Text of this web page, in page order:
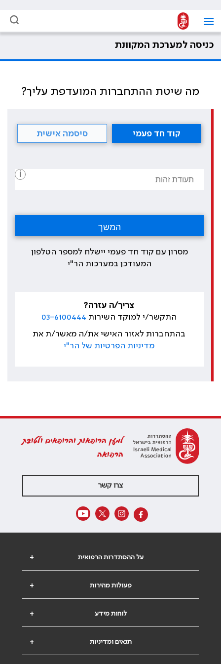
כניסה למערכת המקוונת
מה שיטת ההתחברות המועדפת עליך?
קוד חד פעמי סיסמה אישית
i
מסרון עם קוד חד פעמי יישלח למספר הטלפון
המעודכן במערכות הר"י
צריך/ה עזרה?
התקשר/י למוקד השירות 03-6100444
בהתחברות לאזור האישי את/ה מאשר/ת את
מדיניות הפרטיות של הר"י
למען הרופאות והרופאים ולטובת
הרפואה
צרו קשר
+ על ההסתדרות הרפואית
+ פעולות מהירות
+ לוחות מידע
+ תנאים ומדיניות